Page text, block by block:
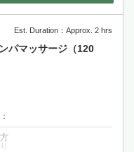
Est. Duration：Approx. 2 hrs
パマッサージ（120